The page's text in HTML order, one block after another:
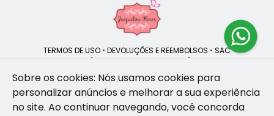
TERMOS DE USO • DEVOLUÇÕES E REEMBOLSOS • SAC
POLÍTICA DE PRIVACIDADE POLÍTICA DE COOKIES
Jacqueline Flores | CNPJ: 47.335.418/0001-13
Sobre os cookies: Nós usamos cookies para
personalizar anúncios e melhorar a sua experiência
no site. Ao continuar navegando, você concorda